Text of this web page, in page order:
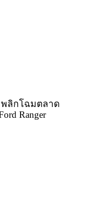
พลิกโฉมตลาด
Ranger